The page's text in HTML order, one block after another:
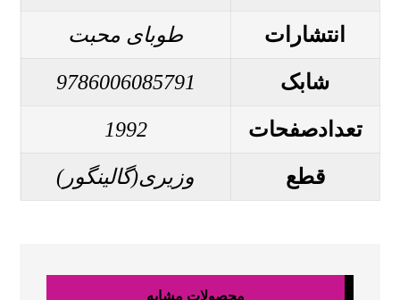
انتشارات طوبای محبت
شابک 9786006085791
تعدادصفحات 1992
قطع وزیری(گالینگور)
محصولات مشابه